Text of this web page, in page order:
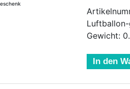
Gewicht:
In den